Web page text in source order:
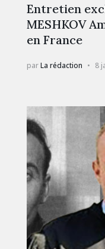
Entretien
MESHKOV
en France
parLa rédaction 8